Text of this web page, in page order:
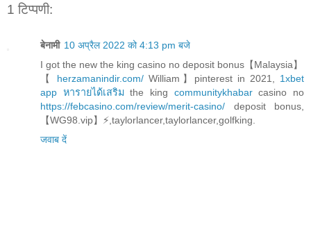
1 टिप्पणी:
बेनामी 10 अप्रैल 2022 को 4:13 pm बजे
I got the new the king casino no deposit bonus【Malaysia】
【 herzamanindir.com/ William】pinterest in 2021, 1xbet
app หารายได้เสริม the king communitykhabarcasino no
https://febcasino.com/review/merit-casino/ deposit bonus,
【WG98.vip】⚡,taylorlancer,taylorlancer,golfking.
जवाब दें